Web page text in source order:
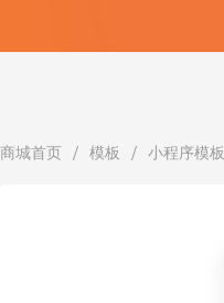
商城首页 / 模板 / 小程序模板